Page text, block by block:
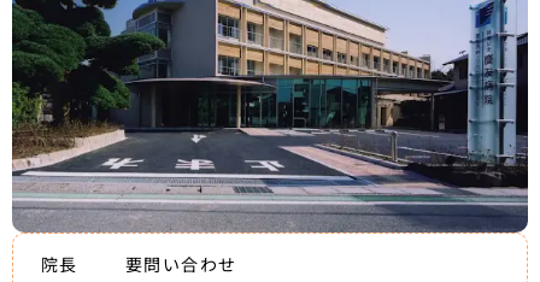
院長
要問い合わせ